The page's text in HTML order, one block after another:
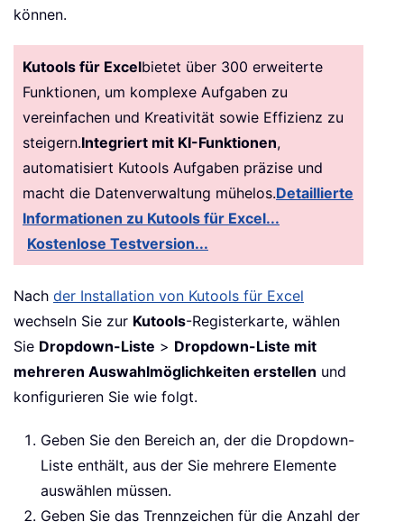
können.
Kutools für Excelbietet über 300 erweiterte
Funktionen, um komplexe Aufgaben zu
vereinfachen und Kreativität sowie Effizienz zu
steigern.Integriert mit KI-Funktionen,
automatisiert Kutools Aufgaben präzise und
macht die Datenverwaltung mühelos.Detaillierte
Informationen zu Kutools für Excel...
Kostenlose Testversion...
Nach der Installation von Kutools für Excel
wechseln Sie zur Kutools-Registerkarte, wählen
Sie Dropdown-Liste > Dropdown-Liste mit
mehreren Auswahlmöglichkeiten erstellen und
konfigurieren Sie wie folgt.
Geben Sie den Bereich an, der die Dropdown-
Liste enthält, aus der Sie mehrere Elemente
auswählen müssen.
Geben Sie das Trennzeichen für die Anzahl der